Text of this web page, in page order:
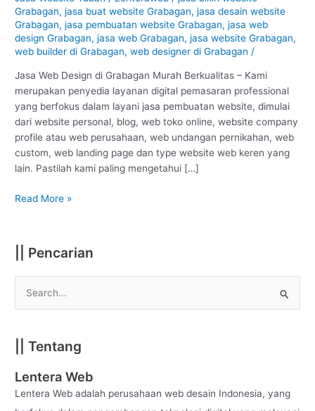
Grabagan,jasa buat website Grabagan,jasa desain website
Grabagan,jasa pembuatan website Grabagan,jasa web
design Grabagan,jasa web Grabagan,jasa website Grabagan,
web builder di Grabagan,web designer di Grabagan /
Jasa Web Design di Grabagan Murah Berkualitas – Kami
merupakan penyedia layanan digital pemasaran professional
yang berfokus dalam layani jasa pembuatan website, dimulai
dari website personal, blog, web toko online, website company
profile atau web perusahaan, web undangan pernikahan, web
custom, web landing page dan type website web keren yang
lain. Pastilah kami paling mengetahui […]
Grabagan
–
Tuban
:
Read More »
|| Pencarian
r
c
h
|| Tentang
Lentera Web
Lentera Web adalah perusahaan web desain Indonesia, yang